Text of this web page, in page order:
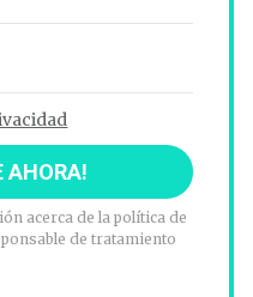
acerca de la política de
de tratamiento